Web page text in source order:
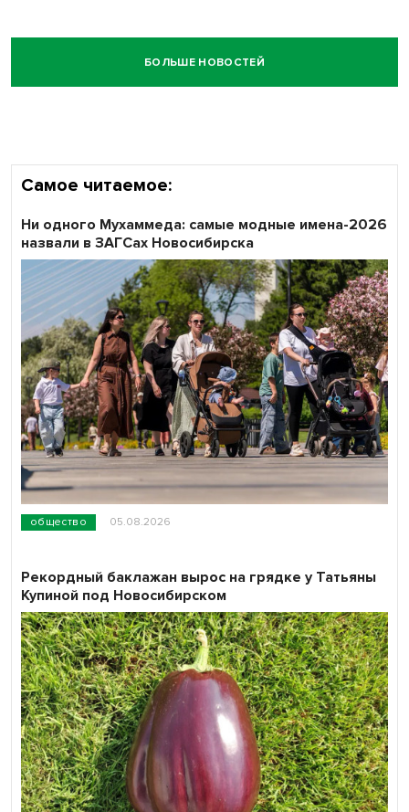
БОЛЬШЕ НОВОСТЕЙ
Самое читаемое:
общество 05.08.2026
Ни одного Мухаммеда: самые модные имена-2026
назвали в ЗАГСах Новосибирска
Рекордный баклажан вырос на грядке у Татьяны
Купиной под Новосибирском